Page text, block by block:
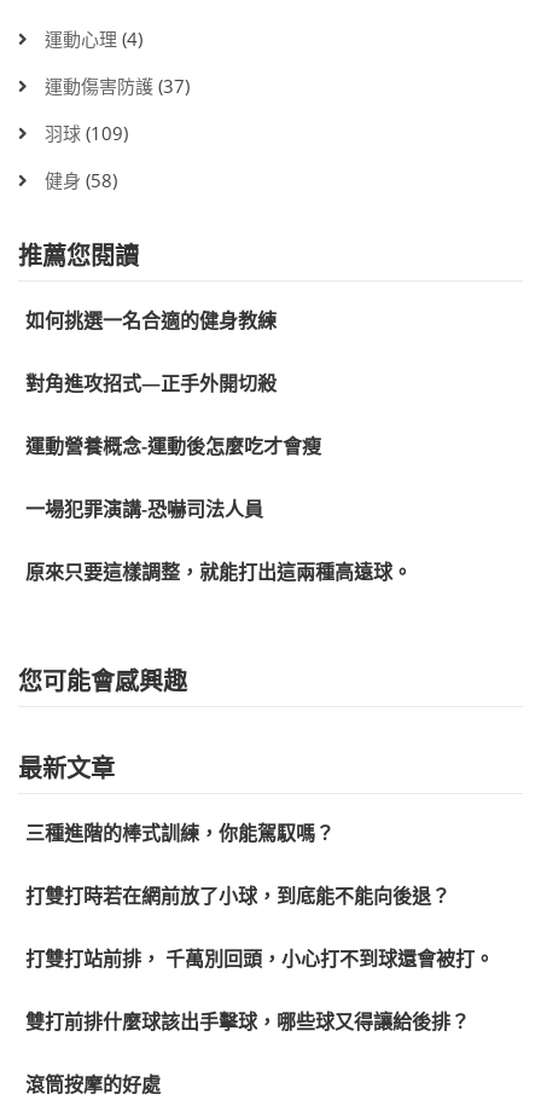
運動心理 (4)
運動傷害防護 (37)
羽球 (109)
健身 (58)
推薦您閱讀
如何挑選一名合適的健身教練
對角進攻招式—正手外開切殺
運動營養概念-運動後怎麼吃才會瘦
一場犯罪演講-恐嚇司法人員
原來只要這樣調整，就能打出這兩種高遠球。
您可能會感興趣
最新文章
三種進階的棒式訓練，你能駕馭嗎？
打雙打時若在網前放了小球，到底能不能向後退？
打雙打站前排， 千萬別回頭，小心打不到球還會被打。
雙打前排什麼球該出手擊球，哪些球又得讓給後排？
滾筒按摩的好處